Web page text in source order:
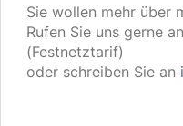
Sie wollen mehr über
Rufen Sie uns gerne
(Festnetztarif)
oder schreiben Sie an